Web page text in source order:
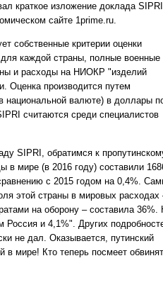
краткое изложение доклада SIPRI
сайте 1prime.ru.
собственные критерии оценки
каждой страны, полные военные
и расходы на НИОКР "изделий
Оценка производится путем
национальной валюте) в доллары
считаются среди специалистов
SIPRI, обратимся к
в мире (в 2016 году) составили
с 2015 годом на 0,4%.
этой страны в мировых расходах
на оборону – составила 36%.
Россия и 4,1%". Других
не дал. Оказывается, путинский
мире! Кто теперь посмеет